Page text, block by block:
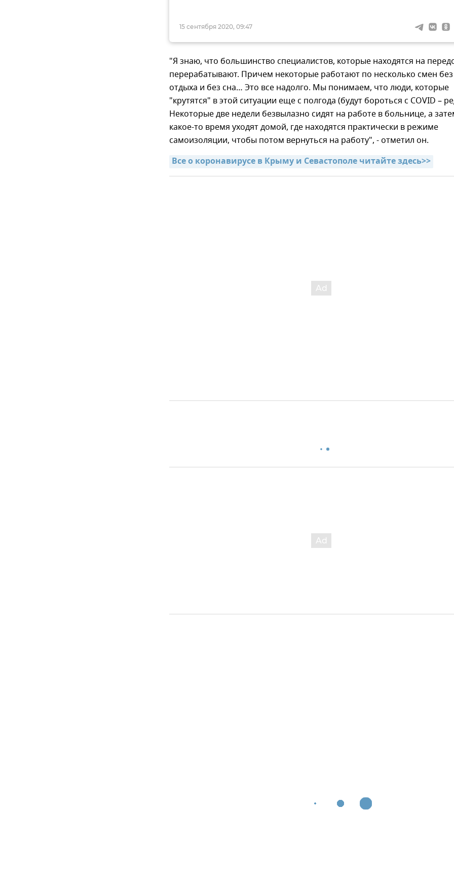
15 сентября 2020, 09:47
"Я знаю, что большинство специалистов, которые находятся на
перерабатывают. Причем некоторые работают по несколько смен без
отдыха и без сна… Это все надолго. Мы понимаем, что люди, которые
"крутятся" в этой ситуации еще с полгода (будут бороться с COVID –
Некоторые две недели безвылазно сидят на работе в больнице, а
какое-то время уходят домой, где находятся практически в режиме
самоизоляции, чтобы потом вернуться на работу", - отметил он.
Все о коронавирусе в Крыму и Севастополе читайте здесь>>